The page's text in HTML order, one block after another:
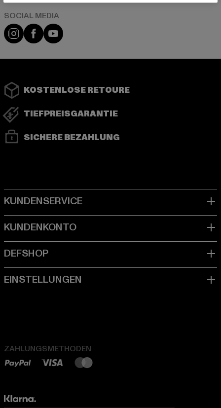
Instagram
FacebookYouTube
KOSTENLOSE RETOURE
TIEFPREISGARANTIE
SICHERE BEZAHLUNG
ZAHLUNGSMETHODEN